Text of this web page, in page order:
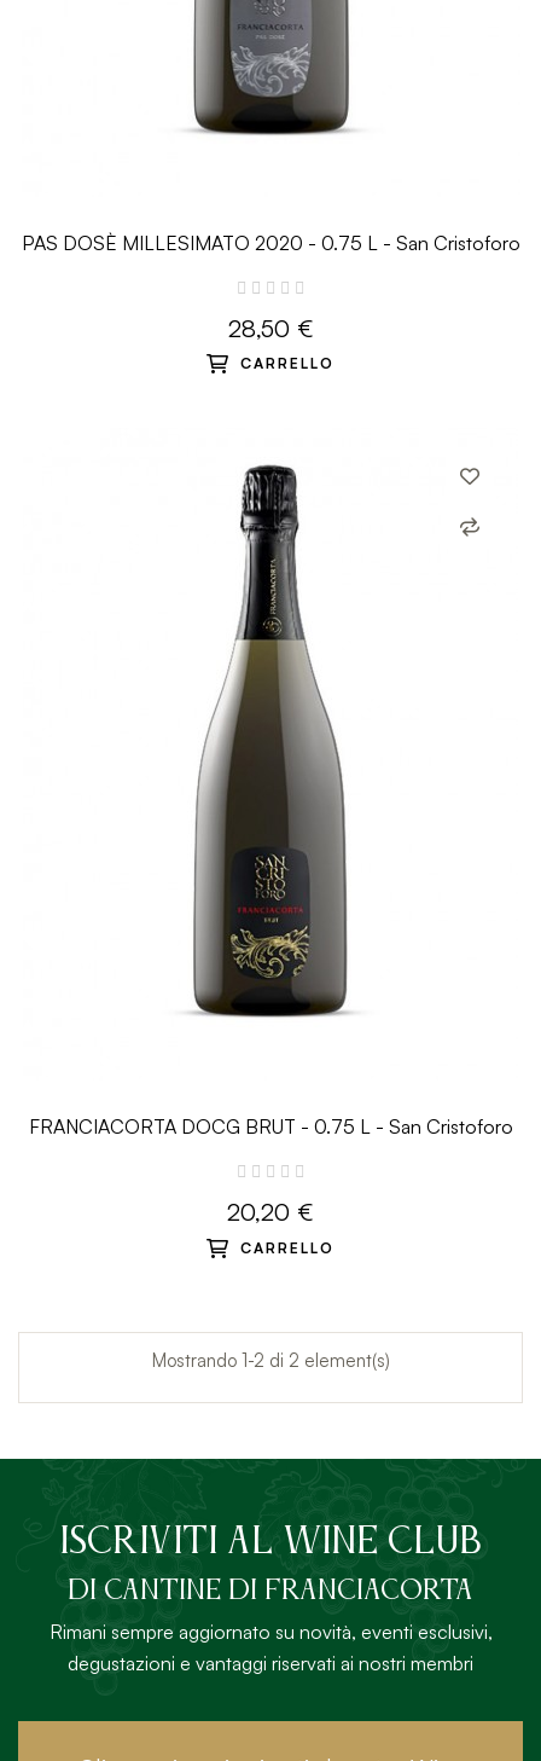
PAS DOSÈ MILLESIMATO 2020 - 0.75 L - San Cristoforo
28,50 €
CARRELLO
FRANCIACORTA DOCG BRUT - 0.75 L - San Cristoforo
20,20 €
CARRELLO
Mostrando 1-2 di 2 element(s)
ISCRIVITI AL Wine Club
DI Cantine di Franciacorta
Rimani sempre aggiornato su novità, eventi esclusivi,
degustazioni e vantaggi riservati ai nostri membri